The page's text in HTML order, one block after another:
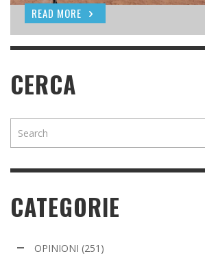
READ MORE
READ MORE
CERCA
CATEGORIE
OPINIONI (251)